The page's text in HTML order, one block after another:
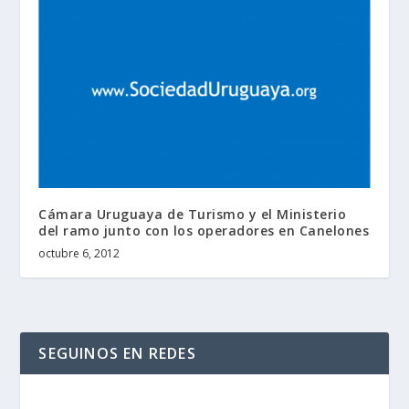
Cámara Uruguaya de Turismo y el Ministerio
del ramo junto con los operadores en Canelones
octubre 6, 2012
SEGUINOS EN REDES